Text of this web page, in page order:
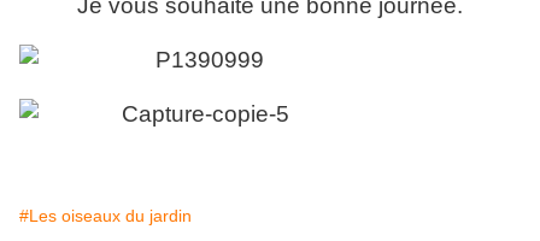
Je vous souhaite une bonne journée.
#Les oiseaux du jardin